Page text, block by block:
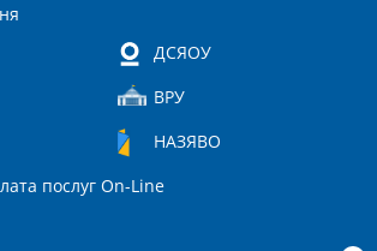
ДСЯОУ
ВРУ
НАЗЯВО
послуг On-Line